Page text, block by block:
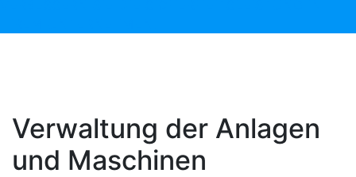
Verwaltung der Anlagen
und Maschinen